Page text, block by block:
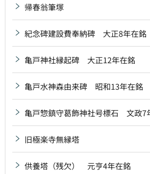
帰春翁筆塚
紀念碑建設費奉納碑 大正8年在銘
亀戸神社縁起碑 大正12年在銘
亀戸水神森由来碑 昭和13年在銘
亀戸惣鎮守葛飾神社号標石 文政7
旧極楽寺無縁塔
供養塔（残欠） 元亨4年在銘